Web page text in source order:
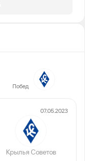
Побед
07.05.2023
Крылья Советов